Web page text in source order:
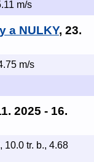
m/s
a NULKY, 23.
m/s
2025 - 16.
10.0 tr. b., 4.68